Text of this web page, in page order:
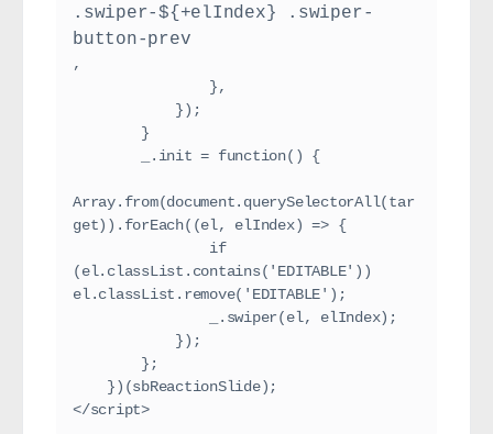
.swiper-${+elIndex} .swiper-
button-prev
,
Array.from(document.querySelectorAll(tar
get)).forEach((el, elIndex) => {
(el.classList.contains('EDITABLE'))
el.classList.remove('EDITABLE');
</script>